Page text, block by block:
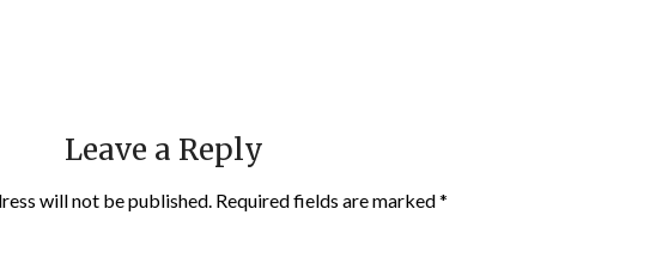
Leave a Reply
will not be published. Required fields are marked*